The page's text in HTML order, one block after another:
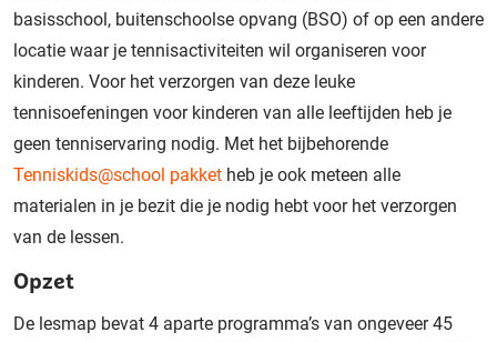
basisschool, buitenschoolse opvang (BSO) of op een andere
locatie waar je tennisactiviteiten wil organiseren voor
kinderen. Voor het verzorgen van deze leuke
tennisoefeningen voor kinderen van alle leeftijden heb je
geen tenniservaring nodig. Met het bijbehorende
Tenniskids@school pakket heb je ook meteen alle
materialen in je bezit die je nodig hebt voor het verzorgen
van de lessen.
Opzet
De lesmap bevat 4 aparte programma’s van ongeveer 45